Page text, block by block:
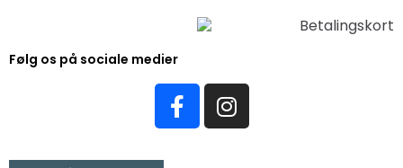
Følg os på sociale medier